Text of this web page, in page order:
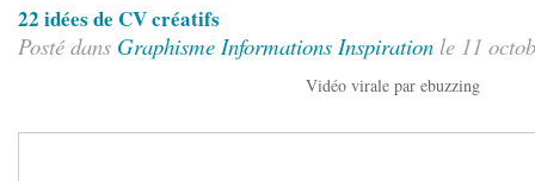
22 idées de CV créatifs
Posté dans Graphisme Informations Inspiration le 11
Vidéo virale par ebuzzing